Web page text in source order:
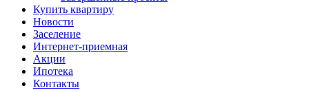
Купить квартиру
Новости
Заселение
Интернет-приемная
Акции
Ипотека
Контакты